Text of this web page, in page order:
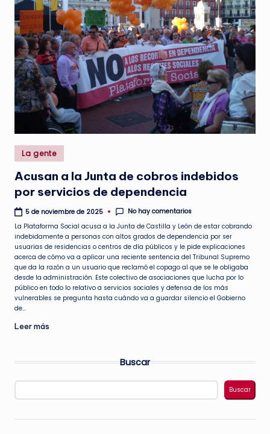
a
.
e
s
Publicado
en
La gente
Acusan a la Junta de cobros indebidos
por servicios de dependencia
5 de noviembre de 2025 No hay comentarios
La Plataforma Social acusa a la Junta de Castilla y León de estar cobrando
indebidamente a personas con altos grados de dependencia por ser
usuarias de residencias o centros de día públicos y le pide explicaciones
acerca de cómo va a aplicar una reciente sentencia del Tribunal Supremo
que da la razón a un usuario que reclamó el copago al que se le obligaba
desde la administración. Este colectivo de asociaciones que lucha por lo
público en todo lo relativo a servicios sociales y defensa de los más
vulnerables se pregunta hasta cuándo va a guardar silencio el Gobierno
de…
Leer más
Buscar
Buscar